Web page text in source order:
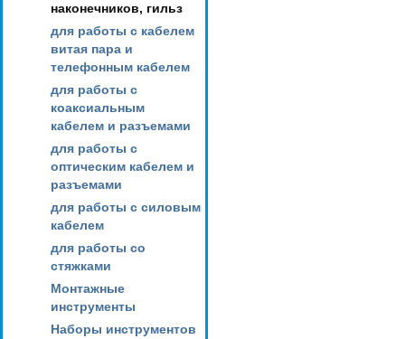
наконечников, гильз
для работы с кабелем
витая пара и
телефонным кабелем
для работы с
коаксиальным
кабелем и разъемами
для работы с
оптическим кабелем и
разъемами
для работы с силовым
кабелем
для работы со
стяжками
Монтажные
инструменты
Наборы инструментов